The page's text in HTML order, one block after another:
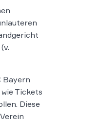
Bayern
Tickets
Diese